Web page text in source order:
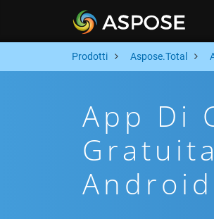
Prodotti Aspose.Total
App Di
Android